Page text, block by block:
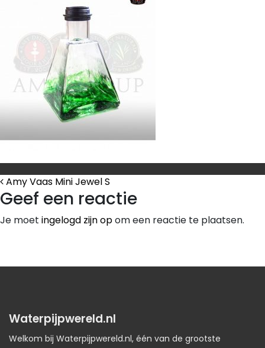
Bericht Navigatie
Amy Vaas Mini Jewel S
Geef een reactie
Je moet ingelogd zijn opom een reactie te plaatsen.
Waterpijpwereld.nl
Welkom bij Waterpijpwereld.nl, één van de grootste